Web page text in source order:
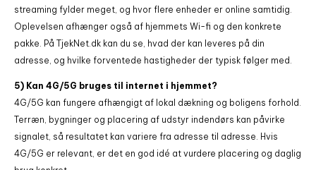
streaming fylder meget, og hvor flere enheder er online samtidig.
Oplevelsen afhænger også af hjemmets Wi-fi og den konkrete
pakke. På TjekNet.dk kan du se, hvad der kan leveres på din
adresse, og hvilke forventede hastigheder der typisk følger med.
5) Kan 4G/5G bruges til internet i hjemmet?
4G/5G kan fungere afhængigt af lokal dækning og boligens forhold.
Terræn, bygninger og placering af udstyr indendørs kan påvirke
signalet, så resultatet kan variere fra adresse til adresse. Hvis
4G/5G er relevant, er det en god idé at vurdere placering og daglig